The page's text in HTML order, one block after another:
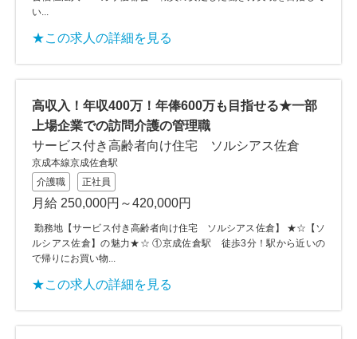
い...
★この求人の詳細を見る
高収入！年収400万！年俸600万も目指せる★一部
上場企業での訪問介護の管理職
サービス付き高齢者向け住宅 ソルシアス佐倉
京成本線京成佐倉駅
介護職
正社員
月給 250,000円～420,000円
勤務地【サービス付き高齢者向け住宅 ソルシアス佐倉】 ★☆【ソ
ルシアス佐倉】の魅力★☆ ①京成佐倉駅 徒歩3分！駅から近いの
で帰りにお買い物...
★この求人の詳細を見る